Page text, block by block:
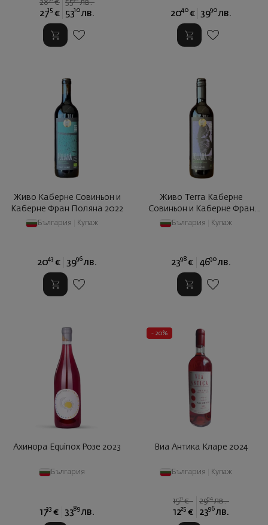
28 € 55 лв.
2715 € 5310 лв. 2040 € 3990 лв.
Живо Каберне Совиньон и
Каберне Фран Поляна 2022
България Купаж
2043 € 3996 лв.
Живо Terra Каберне
Совиньон и Каберне Фран
Полян ...
България Купаж
2398 € 4690 лв.
Ахинора Equinox Розе 2023
България
1733 € 3389 лв.
- 20%
Виа Антика Кларе 2024
България Купаж
1531 € 2994 лв.
1225 € 2396 лв.